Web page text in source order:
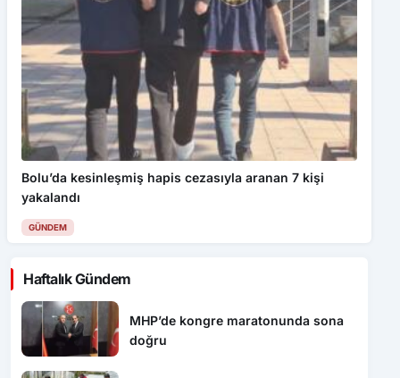
Bolu’da kesinleşmiş hapis cezasıyla aranan 7 kişi
yakalandı
GÜNDEM
Haftalık Gündem
MHP’de kongre maratonunda sona
doğru